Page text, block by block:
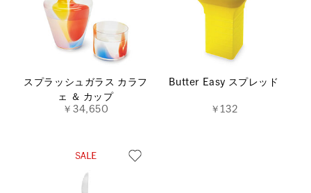
スプラッシュガラス カラフ
ェ ＆ カップ
￥34,650
Butter Easy スプレッド
￥132